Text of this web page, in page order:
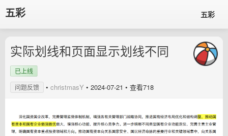
五彩 五彩
实际划线和页面显示划线不同
已上线
问题反馈
• christmasY • 2024-07-21 • 查看718